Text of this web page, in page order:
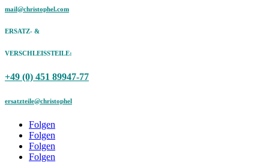
mail@christophel.com
ERSATZ- &
VERSCHLEISSTEILE:
+49 (0) 451 89947-77
ersatzteile@christophel
Folgen
Folgen
Folgen
Folgen